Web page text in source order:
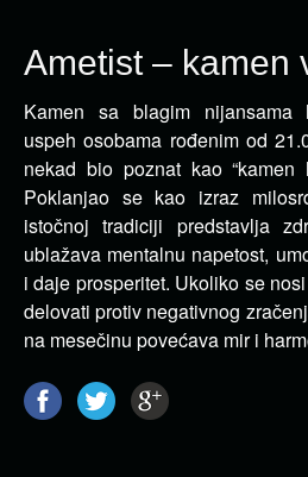
Ametist – kamen
Kamen sa blagim nijansama
uspeh osobama rođenim od
nekad biopoznat kao “kamen
Poklanjao se kao izraz
istočnoj tradiciji predstavlja
ublažava mentalnu napetost,
i daje prosperitet. Ukoliko se
delovati protiv negativnog
na mesečinu povećava mir i